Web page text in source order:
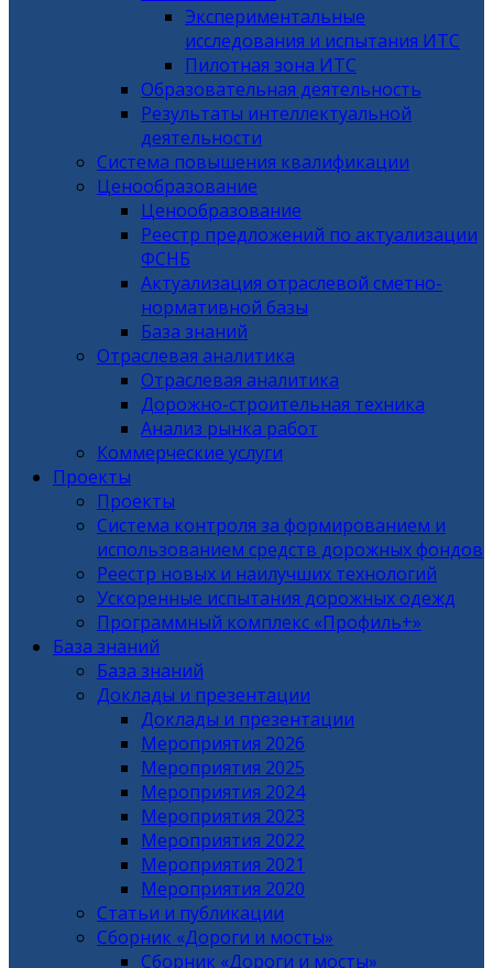
Экспериментальные
исследования и испытания ИТС
Пилотная зона ИТС
Образовательная деятельность
Результаты интеллектуальной
деятельности
Система повышения квалификации
Ценообразование
Ценообразование
Реестр предложений по актуализации
ФСНБ
Актуализация отраслевой сметно-
нормативной базы
База знаний
Отраслевая аналитика
Отраслевая аналитика
Дорожно-строительная техника
Анализ рынка работ
Коммерческие услуги
Проекты
Проекты
Система контроля за формированием и
использованием средств дорожных фондов
Реестр новых и наилучших технологий
Ускоренные испытания дорожных одежд
Программный комплекс «Профиль+»
База знаний
База знаний
Доклады и презентации
Доклады и презентации
Мероприятия 2026
Мероприятия 2025
Мероприятия 2024
Мероприятия 2023
Мероприятия 2022
Мероприятия 2021
Мероприятия 2020
Статьи и публикации
Сборник «Дороги и мосты»
Сборник «Дороги и мосты»